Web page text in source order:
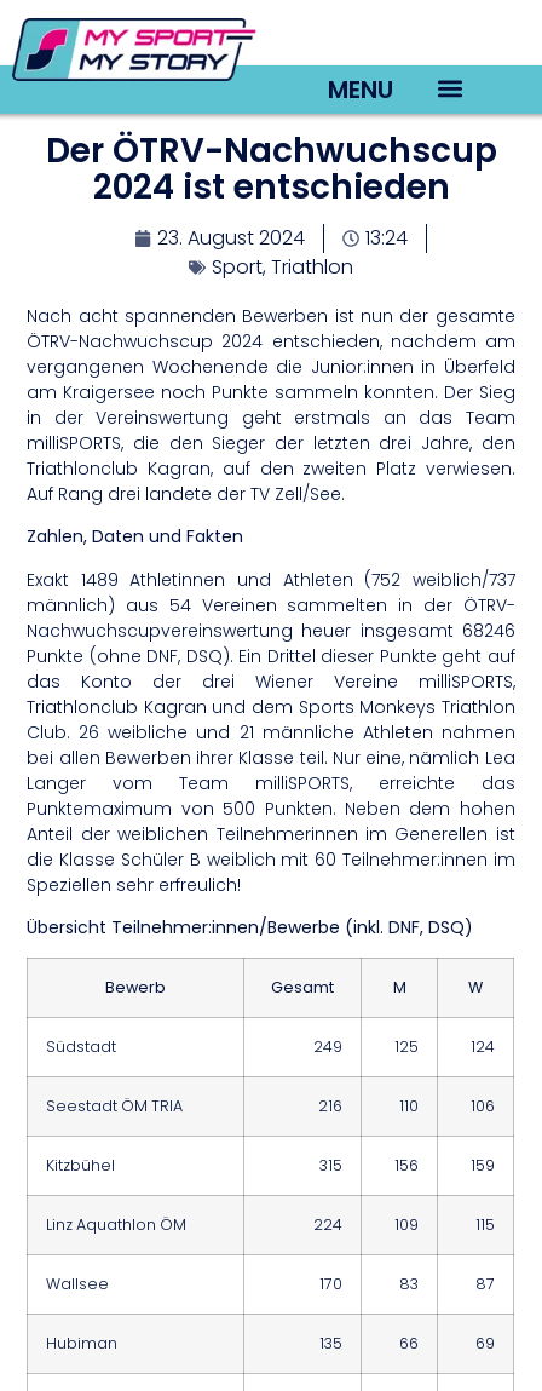
MENU
Der ÖTRV-Nachwuchscup
2024 ist entschieden
23. August 2024
13:24
Sport,Triathlon
Nach acht spannenden Bewerben ist nun der gesamte
ÖTRV-Nachwuchscup 2024 entschieden, nachdem am
vergangenen Wochenende die Junior:innen in Überfeld
am Kraigersee noch Punkte sammeln konnten. Der Sieg
in der Vereinswertung geht erstmals an das Team
milliSPORTS, die den Sieger der letzten drei Jahre, den
Triathlonclub Kagran, auf den zweiten Platz verwiesen.
Auf Rang drei landete der TV Zell/See.
Zahlen, Daten und Fakten
Exakt 1489 Athletinnen und Athleten (752 weiblich/737
männlich) aus 54 Vereinen sammelten in der ÖTRV-
Nachwuchscupvereinswertung heuer insgesamt 68246
Punkte (ohne DNF, DSQ). Ein Drittel dieser Punkte geht auf
das Konto der drei Wiener Vereine milliSPORTS,
Triathlonclub Kagran und dem Sports Monkeys Triathlon
Club. 26 weibliche und 21 männliche Athleten nahmen
bei allen Bewerben ihrer Klasse teil. Nur eine, nämlich Lea
Langer vom Team milliSPORTS, erreichte das
Punktemaximum von 500 Punkten. Neben dem hohen
Anteil der weiblichen Teilnehmerinnen im Generellen ist
die Klasse Schüler B weiblich mit 60 Teilnehmer:innen im
Speziellen sehr erfreulich!
Übersicht Teilnehmer:innen/Bewerbe (inkl. DNF, DSQ)
Bewerb Gesamt M W
Südstadt 249 125 124
Seestadt ÖM TRIA 216 110 106
Kitzbühel 315 156 159
Linz Aquathlon ÖM 224 109 115
Wallsee 170 83 87
Hubiman 135 66 69